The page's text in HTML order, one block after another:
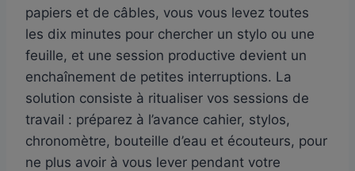
papiers et de câbles, vous vous levez toutes
les dix minutes pour chercher un stylo ou une
feuille, et une session productive devient un
enchaînement de petites interruptions. La
solution consiste à ritualiser vos sessions de
travail : préparez à l’avance cahier, stylos,
chronomètre, bouteille d’eau et écouteurs, pour
ne plus avoir à vous lever pendant votre